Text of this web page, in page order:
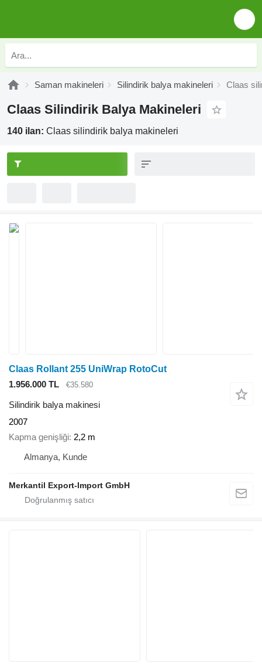
Saman makineleri Silindirik balya makineleri Claas
Claas Silindirik Balya Makineleri
140 ilan: Claas silindirik balya makineleri
Claas Rollant 255 UniWrap RotoCut
1.956.000 TL
€35.580
Silindirik balya makinesi
2007
Kapma genişliği 2,2 m
Almanya, Kunde
Merkantil Export-Import GmbH